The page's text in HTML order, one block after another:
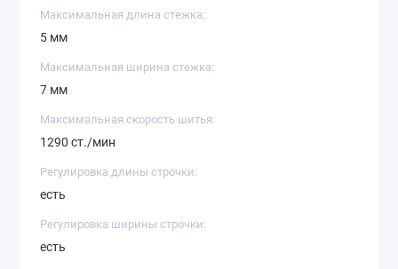
Максимальная длина стежка:
5 мм
Максимальная ширина стежка:
7 мм
Максимальная скорость шитья:
1290 ст./мин
Регулировка длины строчки:
есть
Регулировка ширины строчки:
есть